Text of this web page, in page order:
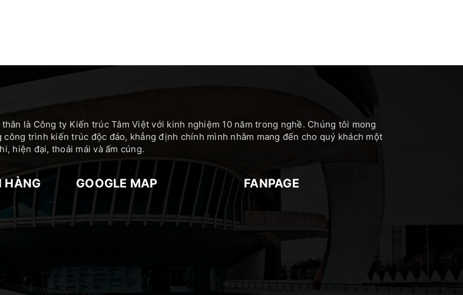
là Công ty Kiến trúc Tâm Việt với kinh nghiệm 10 năm trong nghề. Chúng tôi mong
trình kiến trúc độc đáo, khẳng định chính mình nhằm mang đến cho quý khách một
hiện đại, thoải mái và ấm cúng.
HÀNG GOOGLE MAP FANPAGE